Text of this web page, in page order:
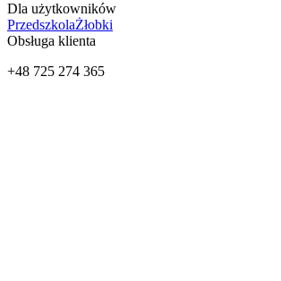
Dla użytkowników
PrzedszkolaŻłobki
Obsługa klienta
+48 725 274 365